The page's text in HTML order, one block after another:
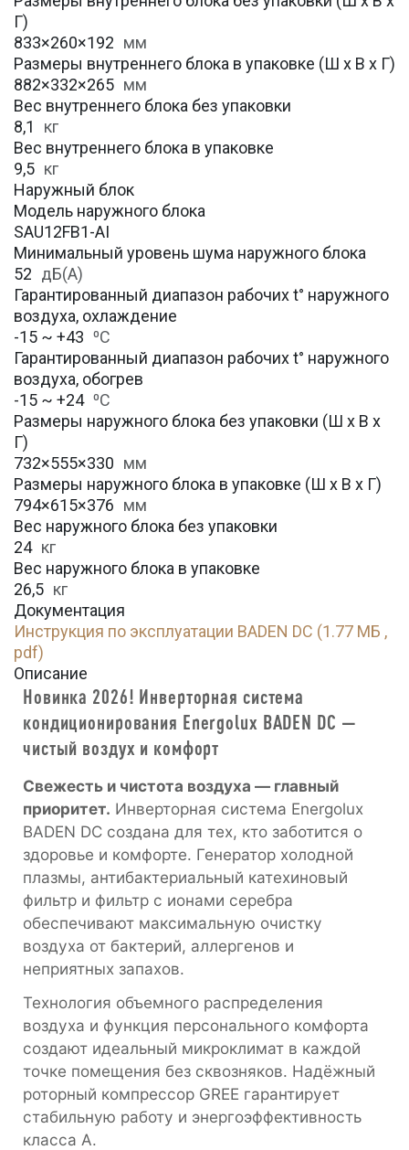
Г)
833×260×192 мм
Размеры внутреннего блока в упаковке (Ш х В х Г)
882×332×265 мм
Вес внутреннего блока без упаковки
8,1
кг
Вес внутреннего блока в упаковке
9,5 кг
Наружный блок
Модель наружного блока
SAU12FB1-AI
Минимальный уровень шума наружного блока
52 дБ(А)
Гарантированный диапазон рабочих t° наружного
воздуха, охлаждение
-15 ~ +43 ⁰С
Гарантированный диапазон рабочих t° наружного
воздуха, обогрев
-15 ~ +24 ⁰С
Размеры наружного блока без упаковки (Ш х В х
Г)
732×555×330 мм
Размеры наружного блока в упаковке (Ш х В х Г)
794×615×376 мм
Вес наружного блока без упаковки
24 кг
Вес наружного блока в упаковке
26,5 кг
Документация
Инструкция по эксплуатации BADEN DC (1.77 МБ ,
pdf)
Описание
Новинка 2026! Инверторная система
кондиционирования Energolux BADEN DC —
чистый воздух и комфорт
Свежесть и чистота воздуха — главный
приоритет. Инверторная система Energolux
BADEN DC создана для тех, кто заботится о
здоровье и комфорте. Генератор холодной
плазмы, антибактериальный катехиновый
фильтр и фильтр с ионами серебра
обеспечивают максимальную очистку
воздуха от бактерий, аллергенов и
неприятных запахов.
Технология объемного распределения
воздуха и функция персонального комфорта
создают идеальный микроклимат в каждой
точке помещения без сквозняков. Надёжный
роторный компрессор GREE гарантирует
стабильную работу и энергоэффективность
класса А.